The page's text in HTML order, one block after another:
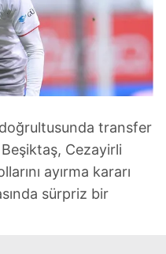
transfer
Cezayirli
ayırma kararı
sürpriz bir